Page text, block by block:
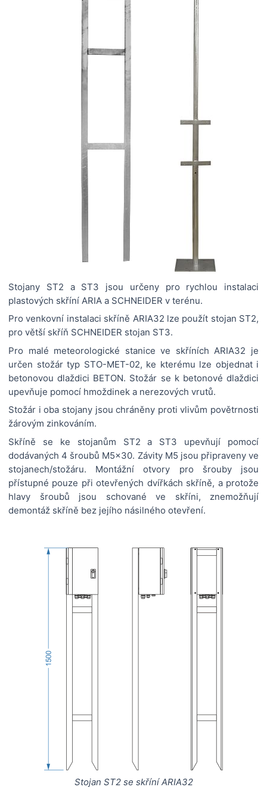
Stojany ST2 a ST3 jsou určeny pro rychlou instalaci
plastových skříní ARIA a SCHNEIDER v terénu.
Pro venkovní instalaci skříně ARIA32 lze použít stojan ST2,
pro větší skříň SCHNEIDER stojan ST3.
Pro malé meteorologické stanice ve skříních ARIA32 je
určen stožár typ STO-MET-02, ke kterému lze objednat i
betonovou dlaždici BETON. Stožár se k betonové dlaždici
upevňuje pomocí hmoždinek a nerezových vrutů.
Stožár i oba stojany jsou chráněny proti vlivům povětrnosti
žárovým zinkováním.
Skříně se ke stojanům ST2 a ST3 upevňují pomocí
dodávaných 4 šroubů M5x30. Závity M5 jsou připraveny ve
stojanech/stožáru. Montážní otvory pro šrouby jsou
přístupné pouze při otevřených dvířkách skříně, a protože
hlavy šroubů jsou schované ve skříni, znemožňují
demontáž skříně bez jejího násilného otevření.
Stojan ST2 se skříní ARIA32